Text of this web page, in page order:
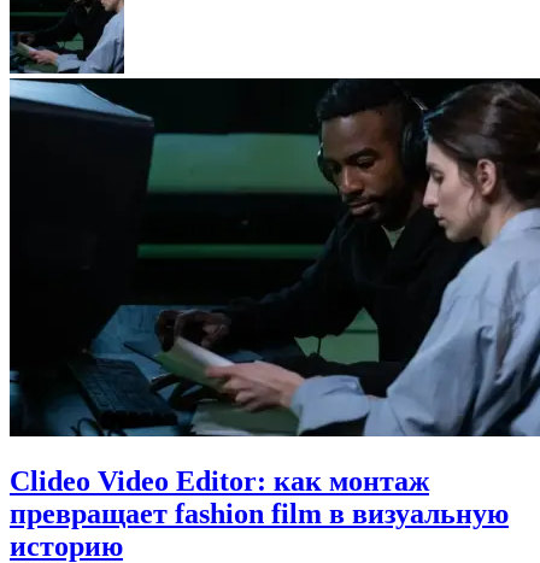
Clideo Video Editor: как монтаж
превращает fashion film в визуальную
историю